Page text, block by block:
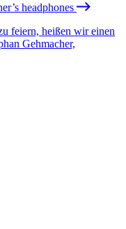
headphones
feiern, heißen wir einen
Gehmacher,